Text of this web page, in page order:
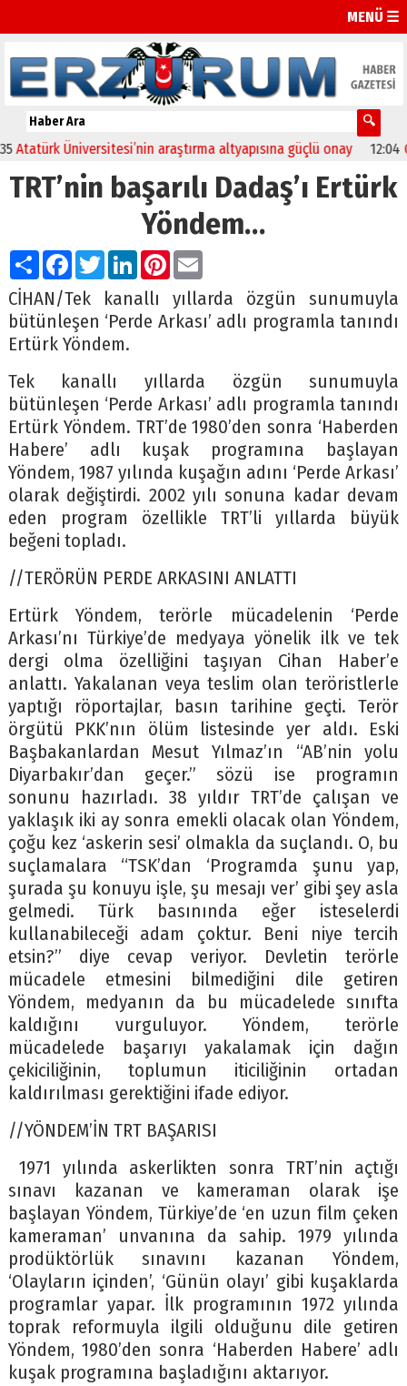
MENÜ ☰
araştırma altyapısına güçlü onay 12:04 Oltu’da
TRT’nin başarılı Dadaş’ı Ertürk
Yöndem…
PaylaşFacebook
TwitterLinkedIn
Pinterest
Email
CİHAN/Tek kanallı yıllarda özgün sunumuyla
bütünleşen ‘Perde Arkası’ adlı programla tanındı
Ertürk Yöndem.
Tek kanallı yıllarda özgün sunumuyla
bütünleşen ‘Perde Arkası’ adlı programla tanındı
Ertürk Yöndem. TRT’de 1980’den sonra ‘Haberden
Habere’ adlı kuşak programına başlayan
Yöndem, 1987 yılında kuşağın adını ‘Perde Arkası’
olarak değiştirdi. 2002 yılı sonuna kadar devam
eden program özellikle TRT’li yıllarda büyük
beğeni topladı.
//TERÖRÜN PERDE ARKASINI ANLATTI
Ertürk Yöndem, terörle mücadelenin ‘Perde
Arkası’nı Türkiye’de medyaya yönelik ilk ve tek
dergi olma özelliğini taşıyan Cihan Haber’e
anlattı. Yakalanan veya teslim olan teröristlerle
yaptığı röportajlar, basın tarihine geçti. Terör
örgütü PKK’nın ölüm listesinde yer aldı. Eski
Başbakanlardan Mesut Yılmaz’ın “AB’nin yolu
Diyarbakır’dan geçer.” sözü ise programın
sonunu hazırladı. 38 yıldır TRT’de çalışan ve
yaklaşık iki ay sonra emekli olacak olan Yöndem,
çoğu kez ‘askerin sesi’ olmakla da suçlandı. O, bu
suçlamalara “TSK’dan ‘Programda şunu yap,
şurada şu konuyu işle, şu mesajı ver’ gibi şey asla
gelmedi. Türk basınında eğer isteselerdi
kullanabileceği adam çoktur. Beni niye tercih
etsin?” diye cevap veriyor. Devletin terörle
mücadele etmesini bilmediğini dile getiren
Yöndem, medyanın da bu mücadelede sınıfta
kaldığını vurguluyor. Yöndem, terörle
mücadelede başarıyı yakalamak için dağın
çekiciliğinin, toplumun iticiliğinin ortadan
kaldırılması gerektiğini ifade ediyor.
//YÖNDEM’İN TRT BAŞARISI
1971 yılında askerlikten sonra TRT’nin açtığı
sınavı kazanan ve kameraman olarak işe
başlayan Yöndem, Türkiye’de ‘en uzun film çeken
kameraman’ unvanına da sahip. 1979 yılında
prodüktörlük sınavını kazanan Yöndem,
‘Olayların içinden’, ‘Günün olayı’ gibi kuşaklarda
programlar yapar. İlk programının 1972 yılında
toprak reformuyla ilgili olduğunu dile getiren
Yöndem, 1980’den sonra ‘Haberden Habere’ adlı
kuşak programına başladığını aktarıyor.